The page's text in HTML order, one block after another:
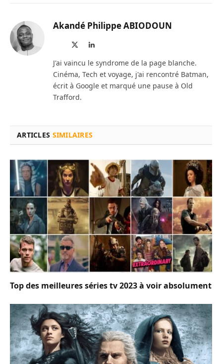
Akandé Philippe ABIODOUN
LinkedIn
J'ai vaincu le syndrome de la page blanche.
Cinéma, Tech et voyage, j'ai rencontré Batman,
écrit à Google et marqué une pause à Old
Trafford.
ARTICLES SIMILAIRES
Top des meilleures séries tv 2023 à voir absolument